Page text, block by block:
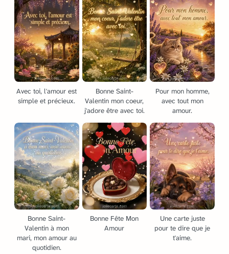
Avec toi, l'amour est
simple et précieux.
Bonne Saint-
Valentin mon coeur,
j'adore être avec toi.
Pour mon homme,
avec tout mon
amour.
Bonne Saint-
Valentin à mon
mari, mon amour au
quotidien.
Bonne Fête Mon
Amour
Une carte juste
pour te dire que je
t'aime.